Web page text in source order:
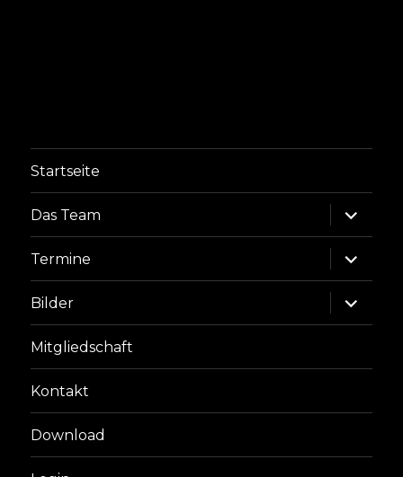
Startseite
Das Team
Termine
Bilder
Mitgliedschaft
Kontakt
Download